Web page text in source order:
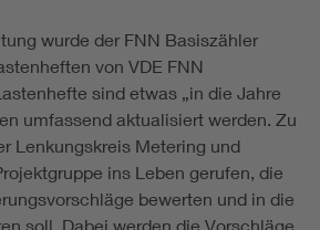
Innovative Netztechnologien
wurde der FNN Basiszähler
von VDE FNN
sind etwas „in die Jahre
umfassend aktualisiert werden. Zu
Lenkungskreis Metering und
ins Leben gerufen, die
bewerten und in die
soll. Dabei werden die Vorschläge